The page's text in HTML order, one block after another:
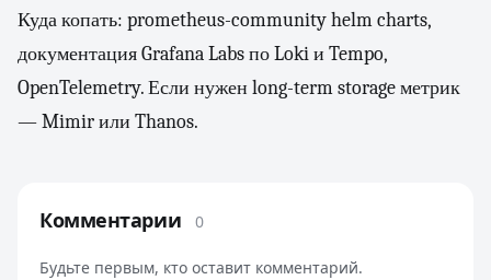
Куда копать: prometheus-community helm charts,
документация Grafana Labs по Loki и Tempo,
OpenTelemetry. Если нужен long-term storage метрик
— Mimir или Thanos.
Комментарии 0
Будьте первым, кто оставит комментарий.